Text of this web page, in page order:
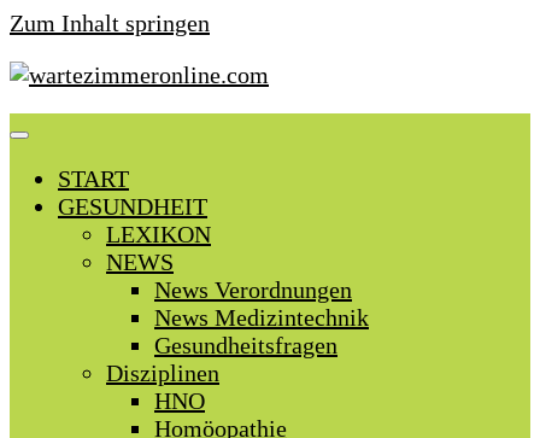
Zum Inhalt springen
START
GESUNDHEIT
LEXIKON
NEWS
News Verordnungen
News Medizintechnik
Gesundheitsfragen
Disziplinen
HNO
Homöopathie